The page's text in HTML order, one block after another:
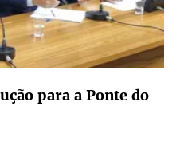
para a Ponte do